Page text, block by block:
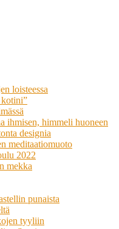
loisteessa
ihmisen, himmeli huoneen
designia
meditaatiomuoto
2022
mekka
punaista
tyyliin